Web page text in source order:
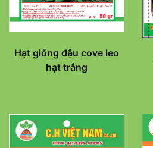
Hạt giống đậu cove leo
hạt trắng